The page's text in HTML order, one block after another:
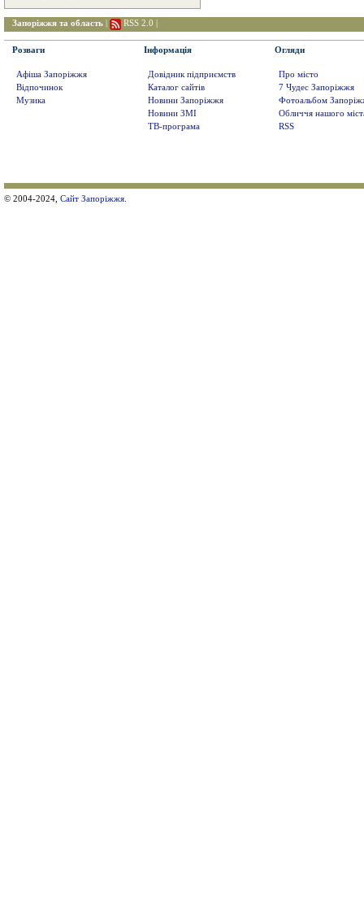
Запоріжжя та область RSS 2.0
Розваги
Афіша Запоріжжя
Відпочинок
Музика
Інформація
Довідник підприємств
Каталог сайтів
Новини Запоріжжя
Новини ЗМІ
ТВ-програма
Огляди
Про місто
7 Чудес Запоріжжя
Фотоальбом
Обличчя нашого
RSS
© 2004-2024, Сайт Запоріжжя